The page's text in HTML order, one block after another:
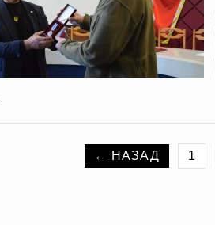
← НАЗАД 1